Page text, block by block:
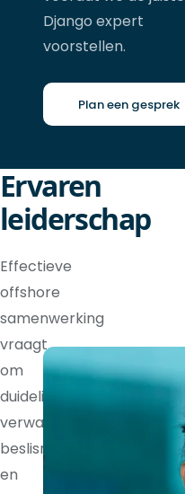
Django expert
voorstellen.
Plan een gesprek
Ervaren
leiderschap
Effectieve
offshore
samenwerking
vraagt
om
duidelijke
verwachtingen,
beslisrechten
en